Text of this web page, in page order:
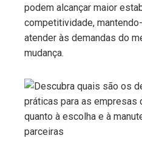
podem alcançar maior
competitividade,
atender às demandas do
mudança.